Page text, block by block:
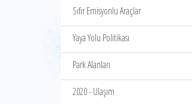
Sıfır Emisyonlu Araçlar
Yaya Yolu Politikası
Park Alanları
2020 - Ulaşım